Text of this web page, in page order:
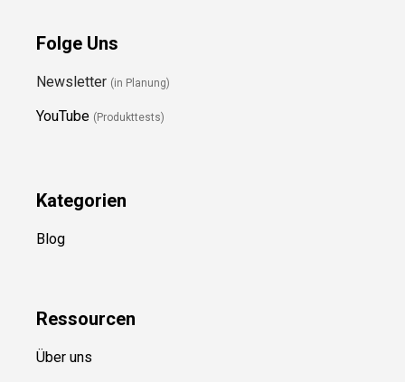
Folge Uns
Newsletter (in Planung)
YouTube (Produkttests)
Kategorien
Blog
Ressourcen
Über uns